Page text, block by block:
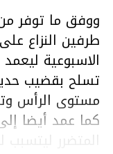
ووفق ما توفر
طرفين النزاع
الاسبوعية
تسلح بقضيب
مستوى الرأس
كما عمد أيضا
المتضرر